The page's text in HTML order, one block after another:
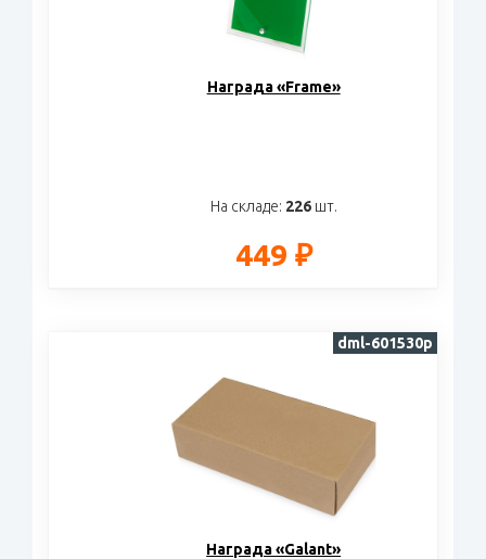
Награда «Frame»
На складе: 226шт.
449 ₽
Награда «Galant»
dml-601530p